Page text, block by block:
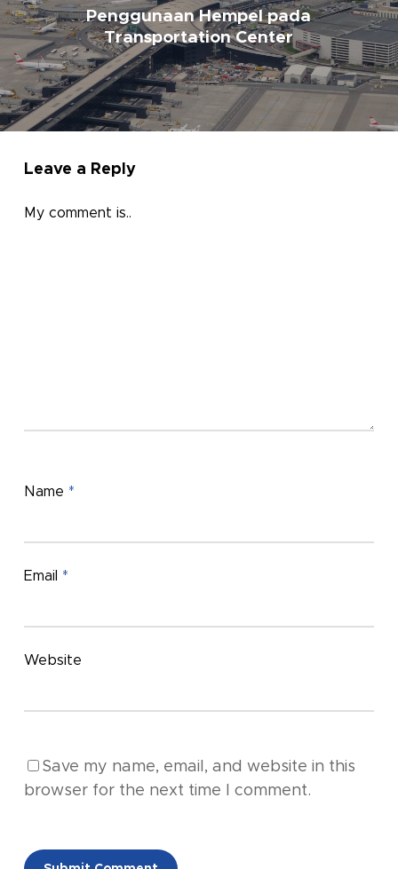
Penggunaan Hempel pada
Transportation Center
Leave a Reply
My comment is..
Name *
Email *
Website
Save my name, email, and website in this
browser for the next time I comment.